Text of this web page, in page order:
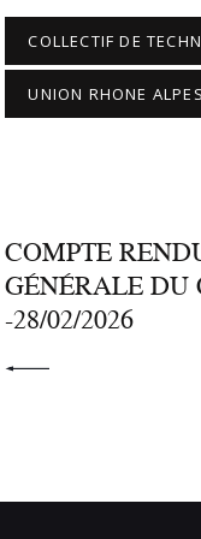
COLLECTIF DE
UNION RHONE ALPES
COMPTE
GÉNÉRALE DU
-28/02/2026